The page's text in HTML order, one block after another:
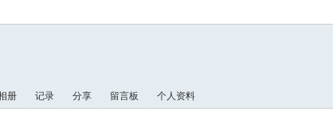
册 记录 分享 留言板 个人资料